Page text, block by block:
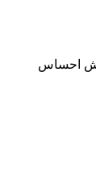
: ۱-فرد بر اساس استانداردهای خودش احساس